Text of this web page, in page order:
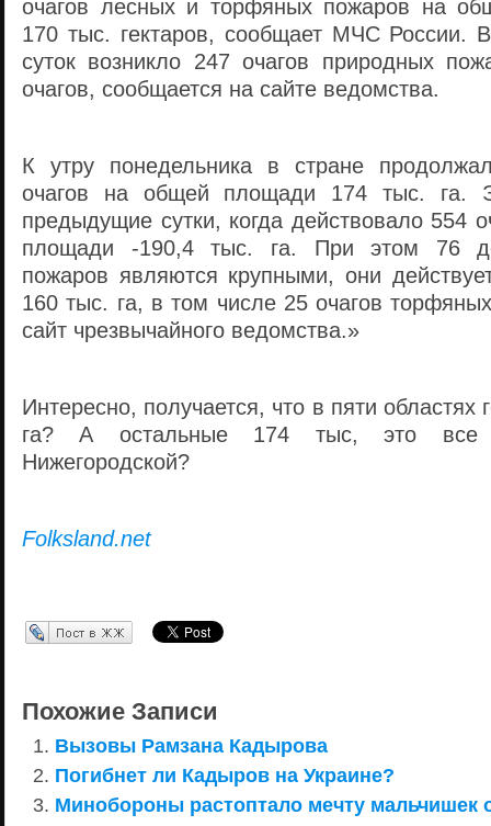
очагов лесных и торфяных пожаров на
170 тыс. гектаров, сообщает МЧС России.
суток возникло 247 очагов природных
очагов, сообщается на сайте ведомства.
К утру понедельника в стране
очагов на общей площади 174 тыс. га.
предыдущие сутки, когда действовало 554
площади -190,4 тыс. га. При этом 76
пожаров являются крупными, они
160 тыс. га, в том числе 25 очагов
сайт чрезвычайного ведомства.»
Интересно, получается, что в пяти областях
га? А остальные 174 тыс, это
Нижегородской?
Folksland.net
Перепост в ЖЖ
Похожие Записи
Вызовы Рамзана Кадырова
Погибнет ли Кадыров на Украине?
Минобороны растоптало мечту мальчишек